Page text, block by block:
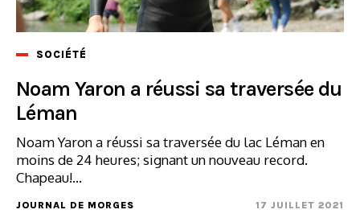
SOCIÉTÉ
Noam Yaron a réussi sa traversée du
Léman
Noam Yaron a réussi sa traversée du lac Léman en
moins de 24 heures; signant un nouveau record.
Chapeau!...
JOURNAL DE MORGES 17 JUILLET 2021